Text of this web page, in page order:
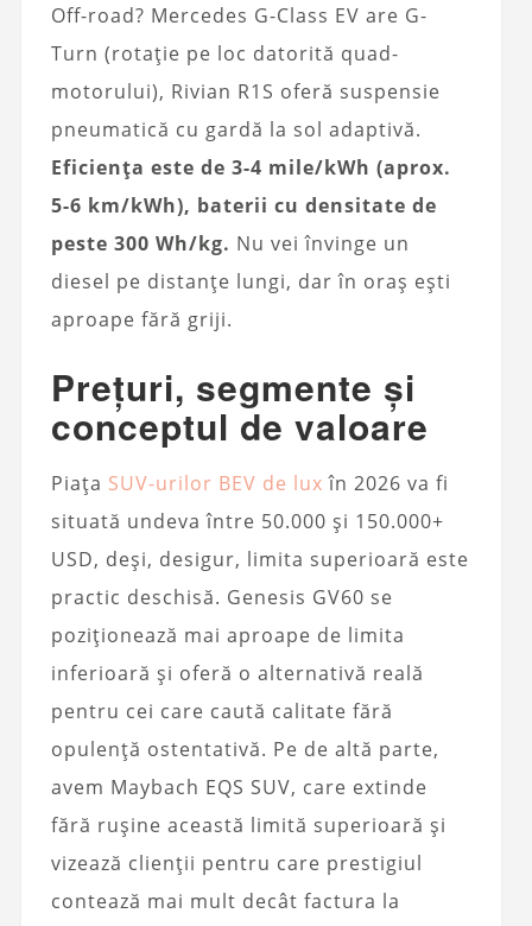
Off-road? Mercedes G-Class EV are G-
Turn (rotație pe loc datorită quad-
motorului), Rivian R1S oferă suspensie
pneumatică cu gardă la sol adaptivă.
Eficiența este de 3-4 mile/kWh (aprox.
5-6 km/kWh), baterii cu densitate de
peste 300 Wh/kg. Nu vei învinge un
diesel pe distanțe lungi, dar în oraș ești
aproape fără griji.
Prețuri, segmente și
conceptul de valoare
Piața SUV-urilor BEV de lux în 2026 va fi
situată undeva între 50.000 și 150.000+
USD, deși, desigur, limita superioară este
practic deschisă. Genesis GV60 se
poziționează mai aproape de limita
inferioară și oferă o alternativă reală
pentru cei care caută calitate fără
opulență ostentativă. Pe de altă parte,
avem Maybach EQS SUV, care extinde
fără rușine această limită superioară și
vizează clienții pentru care prestigiul
contează mai mult decât factura la